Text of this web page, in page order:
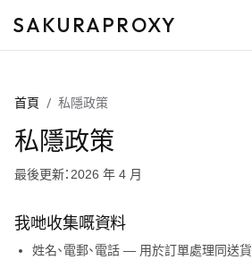
SAKURAPROXY
首頁 / 私隱政策
私隱政策
最後更新：2026 年 4 月
我哋收集嘅資料
姓名、電郵、電話 — 用於訂單處理同送貨